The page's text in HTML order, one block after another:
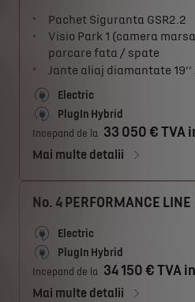
Pachet Siguranta GSR2.2
Visio Park 1 (camera
parcare fata / spate
Jante aliaj diamantate
Electric
PlugIn Hybrid
Incepand de la 33 050 € TVA
Mai multe detalii
No. 4 PERFORMANCE LINE
Electric
PlugIn Hybrid
Incepand de la 34 150 € TVA
Mai multe detalii